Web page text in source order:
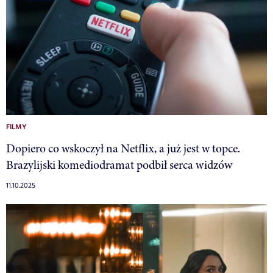
FILMY
Dopiero co wskoczył na Netflix, a już jest w topce.
Brazylijski komediodramat podbił serca widzów
11.10.2025